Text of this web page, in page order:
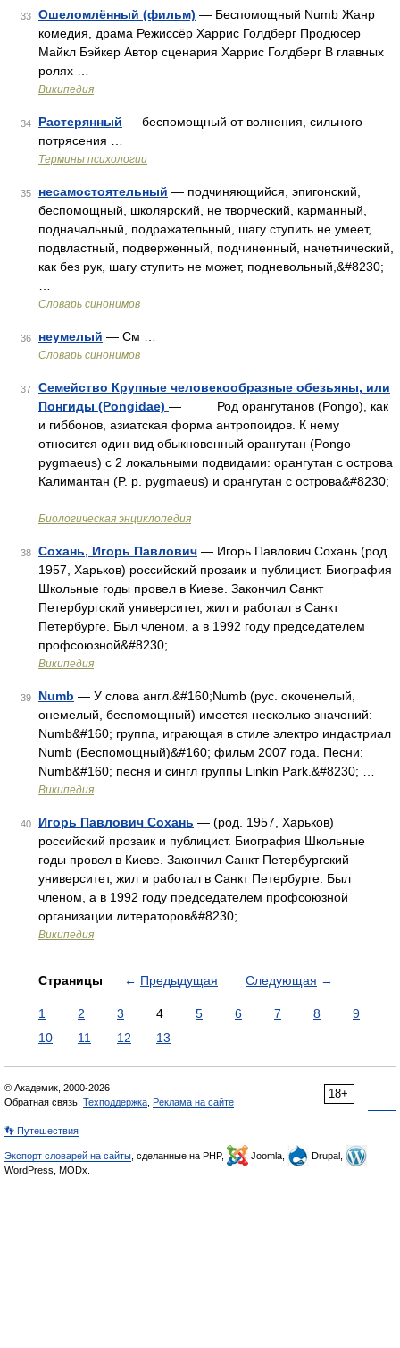
33 Ошеломлённый (фильм) — Беспомощный Numb Жанр
комедия, драма Режиссёр Харрис Голдберг Продюсер
Майкл Бэйкер Автор сценария Харрис Голдберг В главных
ролях …
Википедия
34 Растерянный — беспомощный от волнения, сильного
потрясения …
Термины психологии
35 несамостоятельный — подчиняющийся, эпигонский,
беспомощный, школярский, не творческий, карманный,
подначальный, подражательный, шагу ступить не умеет,
подвластный, подверженный, подчиненный, начетнический,
как без рук, шагу ступить не может, подневольный,&#8230;
Словарь синонимов
36 неумелый — См …
Словарь синонимов
37
Семейство Крупные человекообразные обезьяны, или
Понгиды (Pongidae) — Род орангутанов (Pongo), как
и гиббонов, азиатская форма антропоидов. К нему
относится один вид обыкновенный орангутан (Pongo
pygmaeus) с 2 локальными подвидами: орангутан с острова
Калимантан (P. p. pygmaeus) и орангутан с острова&#8230;
Биологическая энциклопедия
38 Сохань, Игорь Павлович — Игорь Павлович Сохань (род.
1957, Харьков) российский прозаик и публицист. Биография
Школьные годы провел в Киеве. Закончил Санкт
Петербургский университет, жил и работал в Санкт
Петербурге. Был членом, а в 1992 году председателем
профсоюзной&#8230; …
Википедия
39 Numb — У слова англ.&#160;Numb (рус. окоченелый,
онемелый, беспомощный) имеется несколько значений:
Numb&#160; группа, играющая в стиле электро индастриал
Numb (Беспомощный)&#160; фильм 2007 года. Песни:
Numb&#160; песня и сингл группы Linkin Park.&#8230; …
Википедия
40 Игорь Павлович Сохань — (род. 1957, Харьков)
российский прозаик и публицист. Биография Школьные
годы провел в Киеве. Закончил Санкт Петербургский
университет, жил и работал в Санкт Петербурге. Был
членом, а в 1992 году председателем профсоюзной
организации литераторов&#8230; …
Википедия
Страницы ← Предыдущая Следующая →
1 2 3 4 5 6 7 8
9
10
11 12 13
18+
© Академик, 2000-2026
Обратная связь: Техподдержка Реклама на сайте
👣 Путешествия
Экспорт словарей на сайты , сделанные на PHP, Joomla,
Drupal,
WordPress, MODx.